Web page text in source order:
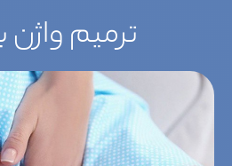
ترمیم واژن